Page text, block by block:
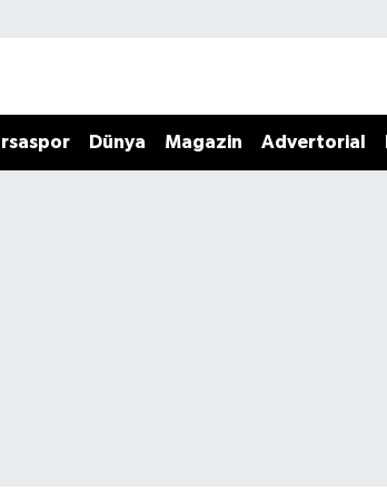
Dünya Magazin Advertorial